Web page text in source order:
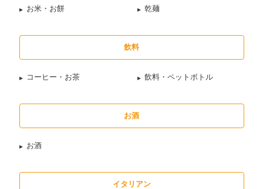
お米・お餅 乾麺
飲料
コーヒー・お茶 飲料・ペットボトル
お酒
お酒
イタリアン